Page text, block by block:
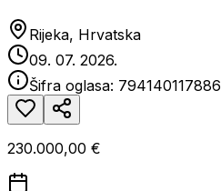
Rijeka, Hrvatska
09. 07. 2026.
Šifra oglasa: 794140117886
230.000,00 €